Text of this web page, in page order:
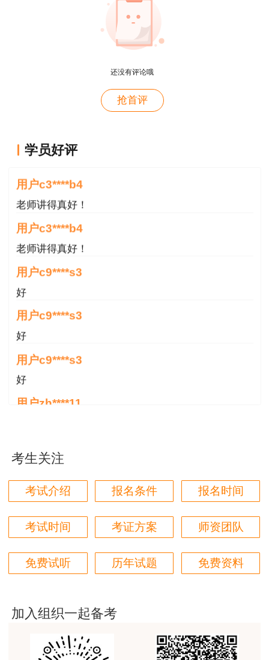
考试设“安全生产法律法规”（客观题）、“安全
生产管理”（客观题）、“安全生产技术基础”（客观
题）、“安全生产专业实务”（主客观题）4个科
生产技术基础”为公共科目，“安全生产专业实务”为
金属矿山安全、化工安全、金属冶炼安全、建筑施
二、报名时间及方式
报名时间为2024年6月23日0:00至7月2日
24:00。考试采取网络报名方式，请报考人员登录
全国专业技术人员资格考试报名服务平台（以下简
称“报名服务平台”，网址为
http://zg.cpta.com.cn/examfront）进行报名。报
考人员须在规定时间内完成报名，逾期无法进行报
名。
三、报名条件
〈注册安全工程师职业资格考试实施办法〉的通
知》（应急〔2019〕8号）和《人力资源社会保障
部关于降低或取消部分准入类职业资格考试工作年
限要求有关事项的通知》（人社部发〔2022〕8
号）规定的报考条件的人员，均可报名参加中级注
册安全工程师职业资格考试。
凡遵守中华人民共和国宪法、法律、法规，具
者，可以申请参加中级注册安全工程师职业资格考
试：
（1）具有安全工程及相关专业大学专科学
还没有评论哦
抢首评
学员好评
用户c3****b4
用户c3****b4
老师讲得真好！
用户c3****b4
老师讲得真好！
用户c9****s3
好
用户c9****s3
好
用户c9****s3
好
用户zh****11
用户zh****87
贾老师讲的太好了，题库、资料还多
用户zh****94
老师们讲的很好，通俗易懂，对小白很友好
建筑专业跟网校过了，今年考其他安全，还是选择网
用户m6****57
用户da****ng
考生关注
考试介绍 报名条件 报名时间
考试时间 考证方案 师资团队
免费试听 历年试题 免费资料
加入组织一起备考